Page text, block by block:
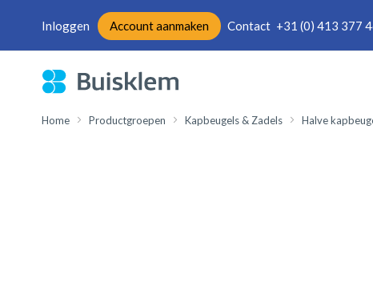
Inloggen Account aanmaken Contact +31 (0) 413 377
Ga
naar
inhoud
Home Productgroepen Kapbeugels & Zadels Halve